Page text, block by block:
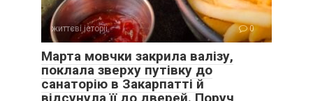
життєві історії 0
Марта мовчки закрила валізу,
поклала зверху путівку до
санаторію в Закарпатті й
відсунула її до дверей. Поруч